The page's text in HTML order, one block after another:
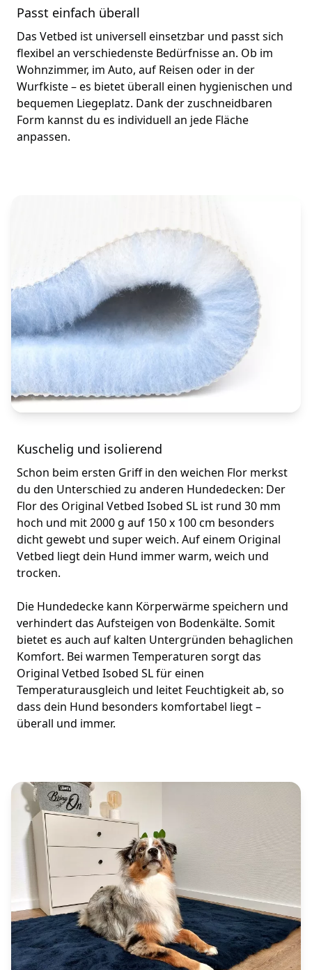
Passt einfach überall
Das Vetbed ist universell einsetzbar und passt sich
flexibel an verschiedenste Bedürfnisse an. Ob im
Wohnzimmer, im Auto, auf Reisen oder in der
Wurfkiste – es bietet überall einen hygienischen und
bequemen Liegeplatz. Dank der zuschneidbaren
Form kannst du es individuell an jede Fläche
anpassen.
Kuschelig und isolierend
Schon beim ersten Griff in den weichen Flor merkst
du den Unterschied zu anderen Hundedecken: Der
Flor des Original Vetbed Isobed SL ist rund 30 mm
hoch und mit 2000 g auf 150 x 100 cm besonders
dicht gewebt und super weich. Auf einem Original
Vetbed liegt dein Hund immer warm, weich und
trocken.
Die Hundedecke kann Körperwärme speichern und
verhindert das Aufsteigen von Bodenkälte. Somit
bietet es auch auf kalten Untergründen behaglichen
Komfort. Bei warmen Temperaturen sorgt das
Original Vetbed Isobed SL für einen
Temperaturausgleich und leitet Feuchtigkeit ab, so
dass dein Hund besonders komfortabel liegt –
überall und immer.